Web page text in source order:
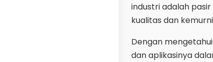
industri adalah
kualitas dan
Dengan
dan aplikasinya